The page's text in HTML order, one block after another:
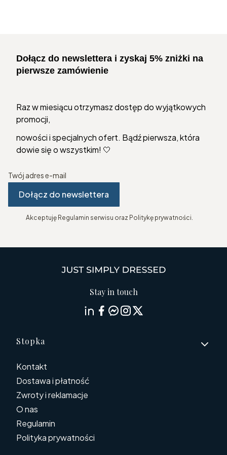
Dołącz do newslettera i zyskaj 5% zniżki na
pierwsze zamówienie
Raz w miesiącu otrzymasz dostęp do wyjątkowych
promocji,
nowości i specjalnych ofert. Bądź pierwsza, która
dowie się o wszystkim! 🤍
Twój adres e-mail
Dołącz do newslettera
Akceptuję Regulamin serwisu oraz Politykę prywatności.
Stay in touch
Linki w stopce
Stopka
Kontakt
Dostawa i płatność
Zwroty i reklamacje
O nas
Regulamin
Polityka prywatności